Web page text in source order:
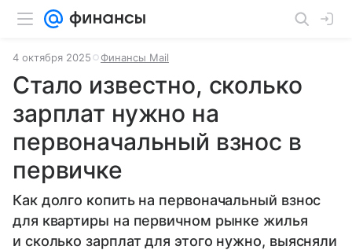
4 октября 2025 Финансы Mail
Стало известно, сколько
зарплат нужно на
первоначальный взнос в
первичке
Как долго копить на первоначальный взнос
для квартиры на первичном рынке жилья
и сколько зарплат для этого нужно, выясняли